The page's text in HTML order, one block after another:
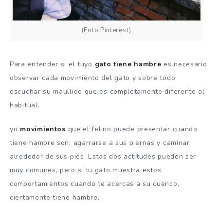
(Foto Pinterest)
Para entender si el tuyo gato tiene hambre es necesario
observar cada movimiento del gato y sobre todo
escuchar su maullido que es completamente diferente al
habitual.
yo movimientos que el felino puede presentar cuando
tiene hambre son: agarrarse a sus piernas y caminar
alrededor de sus pies. Estas dos actitudes pueden ser
muy comunes, pero si tu gato muestra estos
comportamientos cuando te acercas a su cuenco,
ciertamente tiene hambre.